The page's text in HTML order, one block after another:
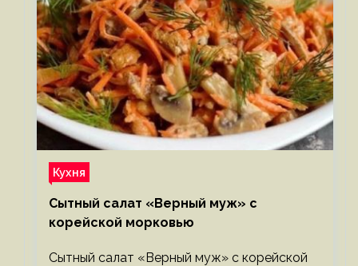
Кухня
Сытный салат «Верный муж» с
корейской морковью
Сытный салат «Верный муж» с корейской